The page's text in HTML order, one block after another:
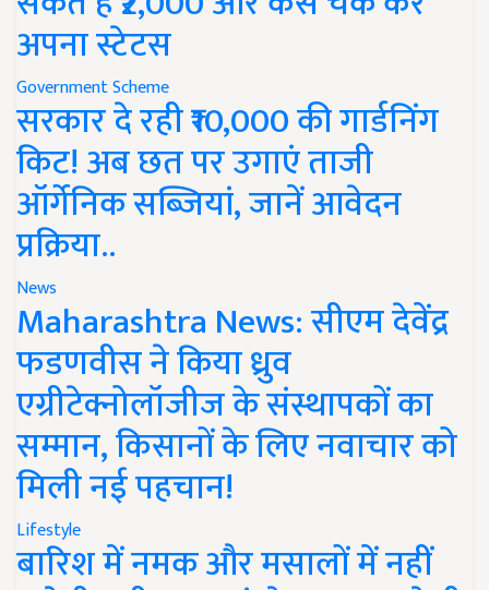
अपना स्टेटस
Government Scheme
सरकार दे रही ₹10,000 की गार्डनिंग
किट! अब छत पर उगाएं ताजी
ऑर्गेनिक सब्जियां, जानें आवेदन
प्रक्रिया..
News
Maharashtra News: सीएम देवेंद्र
फडणवीस ने किया ध्रुव
एग्रीटेक्नोलॉजीज के संस्थापकों का
सम्मान, किसानों के लिए नवाचार को
मिली नई पहचान!
Lifestyle
बारिश में नमक और मसालों में नहीं